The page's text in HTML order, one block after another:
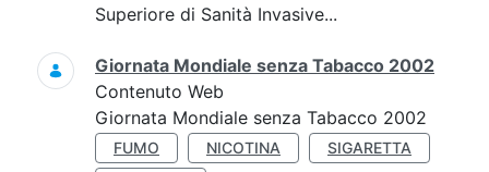
Superiore di Sanità Invasive...
Giornata Mondiale senza Tabacco 2002
Contenuto Web
Giornata Mondiale senza Tabacco 2002
FUMO NICOTINA
SIGARETTA